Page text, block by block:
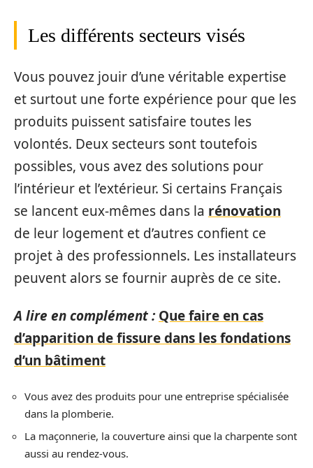
Les différents secteurs visés
Vous pouvez jouir d’une véritable expertise
et surtout une forte expérience pour que les
produits puissent satisfaire toutes les
volontés. Deux secteurs sont toutefois
possibles, vous avez des solutions pour
l’intérieur et l’extérieur. Si certains Français
se lancent eux-mêmes dans la rénovation
de leur logement et d’autres confient ce
projet à des professionnels. Les installateurs
peuvent alors se fournir auprès de ce site.
A lire en complément : Que faire en cas
d’apparition de fissure dans les fondations
d’un bâtiment
Vous avez des produits pour une entreprise spécialisée
dans la plomberie.
La maçonnerie, la couverture ainsi que la charpente sont
aussi au rendez-vous.